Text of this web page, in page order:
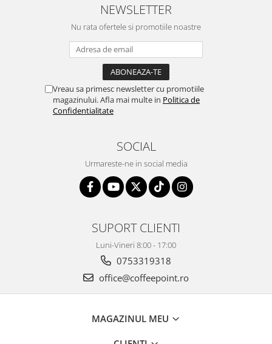
NEWSLETTER
Nu rata ofertele si promotiile noastre
Vreau sa primesc newsletter cu promotiile
magazinului. Afla mai multe in Politica de
Confidentialitate
SOCIAL
Urmareste-ne in social media
SUPORT CLIENTI
Luni-Vineri 8:00 - 17:00
0753319318
office@coffeepoint.ro
MAGAZINUL MEU